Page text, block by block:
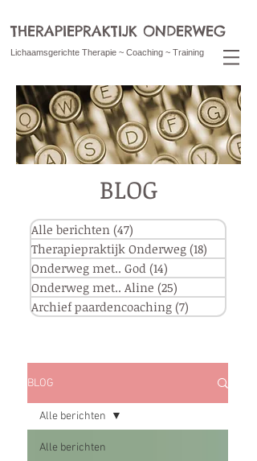
Lichaamsgerichte Therapie ~ Coaching ~ Training
THERAPIEPRAKTIJK ONDERWEG
BLOG
Alle berichten (47)
Therapiepraktijk Onderweg (18)
Onderweg met.. God (14)
Onderweg met.. Aline (25)
Archief paardencoaching (7) 7 posts
BLOG
Alle berichten
Alle berichten